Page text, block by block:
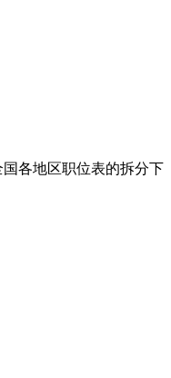
各地区职位表的拆分下